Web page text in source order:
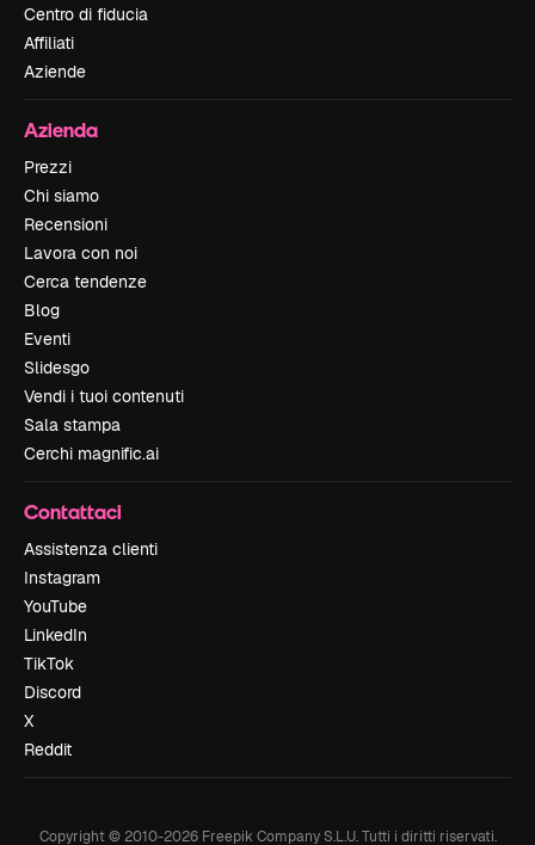
Centro di fiducia
Affiliati
Aziende
Azienda
Prezzi
Chi siamo
Recensioni
Lavora con noi
Cerca tendenze
Blog
Eventi
Slidesgo
Vendi i tuoi contenuti
Sala stampa
Cerchi magnific.ai
Contattaci
Assistenza clienti
Instagram
YouTube
LinkedIn
TikTok
Discord
X
Reddit
Copyright © 2010-2026Freepik Company S.L.U. Tutti i diritti riservati.